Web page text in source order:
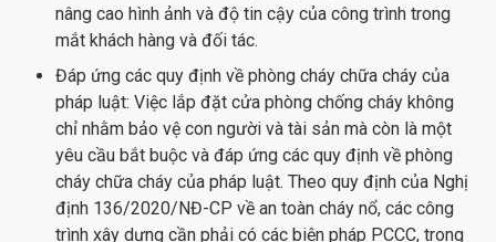
nâng cao hình ảnh và độ tin cậy của công trình trong
mắt khách hàng và đối tác.
Đáp ứng các quy định về phòng cháy chữa cháy của
pháp luật: Việc lắp đặt cửa phòng chống cháy không
chỉ nhằm bảo vệ con người và tài sản mà còn là một
yêu cầu bắt buộc và đáp ứng các quy định về phòng
cháy chữa cháy của pháp luật. Theo quy định của Nghị
định 136/2020/NĐ-CP về an toàn cháy nổ, các công
trình xây dựng cần phải có các biện pháp PCCC, trong